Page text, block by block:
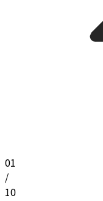
01
/
10